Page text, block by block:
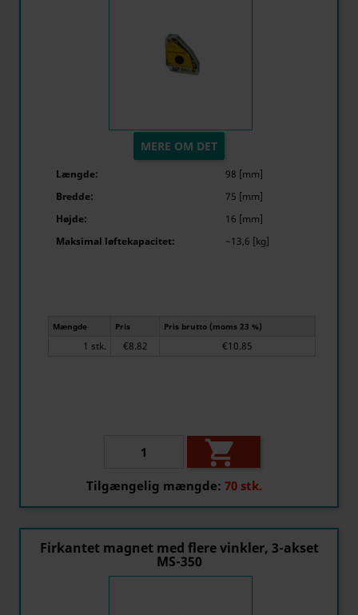
MERE OM DET
Længde:
98 [mm]
Bredde:
75 [mm]
Højde:
16 [mm]
Maksimal løftekapacitet:
~13,6 [kg]
Mængde Pris Pris brutto (moms 23 %)
1 stk. €8.82 €10.85

Tilgængelig mængde: 70 stk.
Firkantet magnet med flere vinkler, 3-akset
MS-350